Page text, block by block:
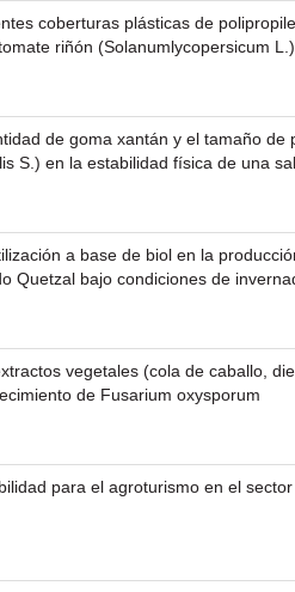
coberturas plásticas de
riñón (Solanumlycopersicum
de goma xantán y el tamaño
S.) en la estabilidad física de una
a base de biol en la
Quetzal bajo condiciones de
vegetales (cola de caballo,
de Fusarium oxysporum
para el agroturismo en el